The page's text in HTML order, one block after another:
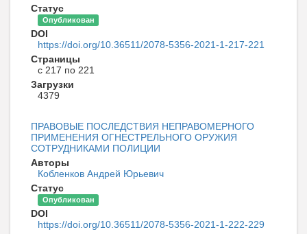
Статус
Опубликован
DOI
https://doi.org/10.36511/2078-5356-2021-1-217-221
Страницы
с 217 по 221
Загрузки
4379
ПРАВОВЫЕ ПОСЛЕДСТВИЯ НЕПРАВОМЕРНОГО
ПРИМЕНЕНИЯ ОГНЕСТРЕЛЬНОГО ОРУЖИЯ
СОТРУДНИКАМИ ПОЛИЦИИ
Авторы
Кобленков Андрей Юрьевич
Статус
Опубликован
DOI
https://doi.org/10.36511/2078-5356-2021-1-222-229